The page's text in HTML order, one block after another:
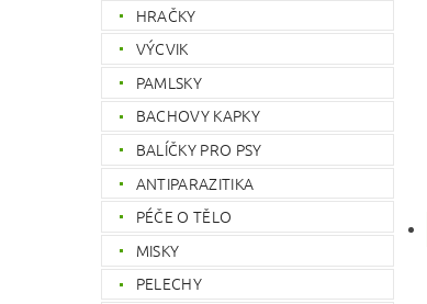
HRAČKY
VÝCVIK
PAMLSKY
BACHOVY KAPKY
BALÍČKY PRO PSY
ANTIPARAZITIKA
PÉČE O TĚLO
MISKY
PELECHY